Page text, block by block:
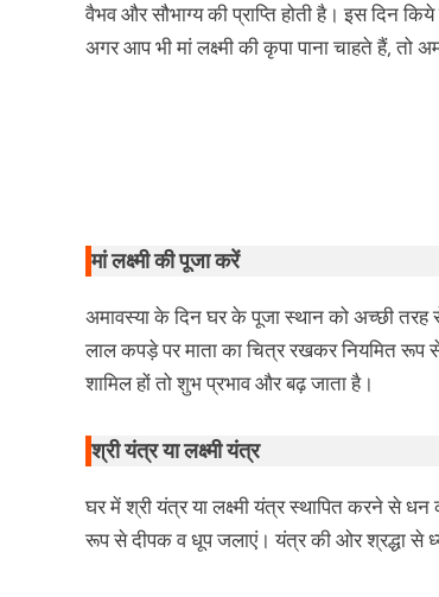
वैभव और सौभाग्य की प्राप्ति होती है। इस दिन
अगर आप भी मां लक्ष्मी की कृपा पाना चाहते हैं, तो
मां लक्ष्मी की पूजा करें
अमावस्या के दिन घर के पूजा स्थान को अच्छी तरह
लाल कपड़े पर माता का चित्र रखकर नियमित
शामिल हों तो शुभ प्रभाव और बढ़ जाता है।
श्री यंत्र या लक्ष्मी यंत्र
घर में श्री यंत्र या लक्ष्मी यंत्र स्थापित करने से
रूप से दीपक व धूप जलाएं। यंत्र की ओर श्रद्धा से